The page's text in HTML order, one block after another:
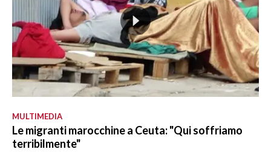
MULTIMEDIA
Le migranti marocchine a Ceuta: "Qui soffriamo
terribilmente"